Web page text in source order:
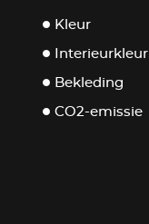
Kleur
Interieurkleur
Bekleding
CO2-emissie